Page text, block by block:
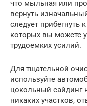
что мыльная или
вернуть
следует прибегнуть
которых вы можете
трудоемких усилий.
Для тщательной
используйте
цокольный сайдинг
никаких участков,